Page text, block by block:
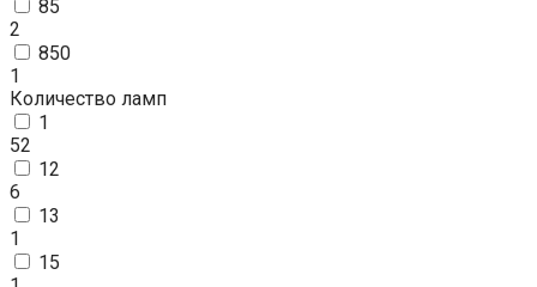
85
2
850
1
Количество ламп
1
52
12
6
13
1
15